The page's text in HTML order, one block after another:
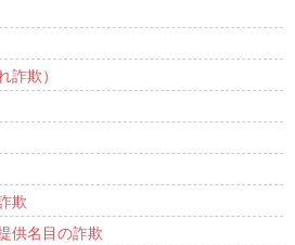
詐欺）
欺
供名目の詐欺